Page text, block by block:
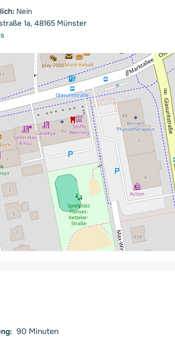
Nein
1a, 48165 Münster
90 Minuten